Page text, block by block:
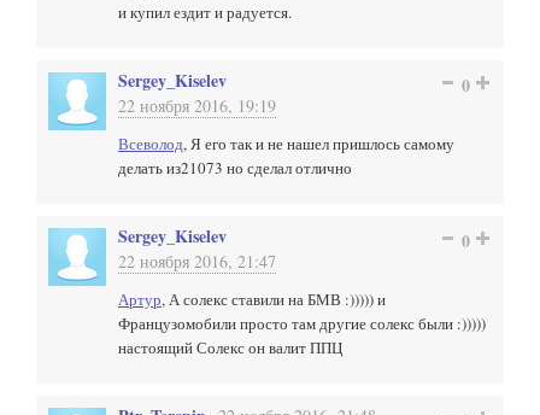
и купил ездит и радуется.
Sergey_Kiselev
22 ноября 2016, 19:19
0
Всеволод, Я его так и не нашел пришлось самому
делать из21073 но сделал отлично
Sergey_Kiselev
22 ноября 2016, 21:47
0
Артур, А солекс ставили на БМВ :))))) и
Французомобили просто там другие солекс были :)))))
настоящий Солекс он валит ППЦ